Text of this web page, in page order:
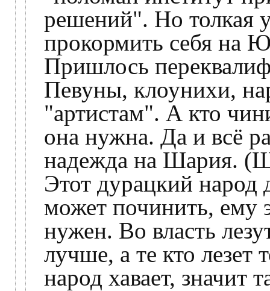
решений". Но толкая
прокормить себя на
Пришлось
Певуны, клоунихи,
"артистам". А кто
она нужна. Да и всё
надежда на Шария.
Этот дурацкий народ
может починить, ему
нужен. Во власть
лучше, а те кто лезет
народ хавает, значит